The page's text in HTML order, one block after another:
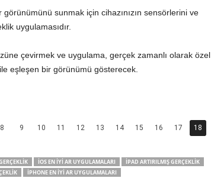
sunmak için cihazınızın sensörlerini ve
uygulamasıdır.
çevirmek ve uygulama, gerçek zamanlı olarak özel
eşleşen bir görünümü gösterecek.
8 9 10 11 12 13 14 15 16 17
18
IOS EN İYI AR UYGULAMALARI
IPAD ARTIRILMIŞ GERÇEKLIK
IPHONE EN İYI AR UYGULAMALARI